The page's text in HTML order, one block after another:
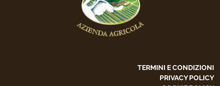
TERMINI E CONDIZIONI
PRIVACY POLICY